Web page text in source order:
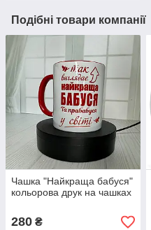
Подібні товари компанії
Чашка "Найкраща бабуся"
кольорова друк на чашках
280 ₴